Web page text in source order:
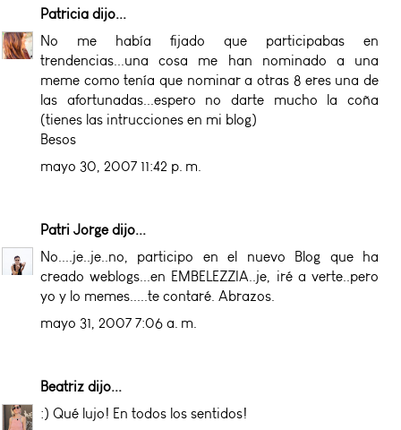
Patricia dijo...
No me había fijado que participabas en
trendencias...una cosa me han nominado a una
meme como tenía que nominar a otras 8 eres una de
las afortunadas...espero no darte mucho la coña
(tienes las intrucciones en mi blog)
Besos
mayo 30, 2007 11:42 p. m.
Patri Jorgedijo...
No....je..je..no, participo en el nuevo Blog que ha
creado weblogs...en EMBELEZZIA..je, iré a verte..pero
yo y lo memes.....te contaré. Abrazos.
mayo 31, 2007 7:06 a. m.
Beatriz dijo...
:) Qué lujo! En todos los sentidos!